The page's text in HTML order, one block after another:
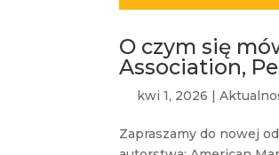
O czym się
Association,
kwi 1, 2026 |
Zapraszamy do nowej